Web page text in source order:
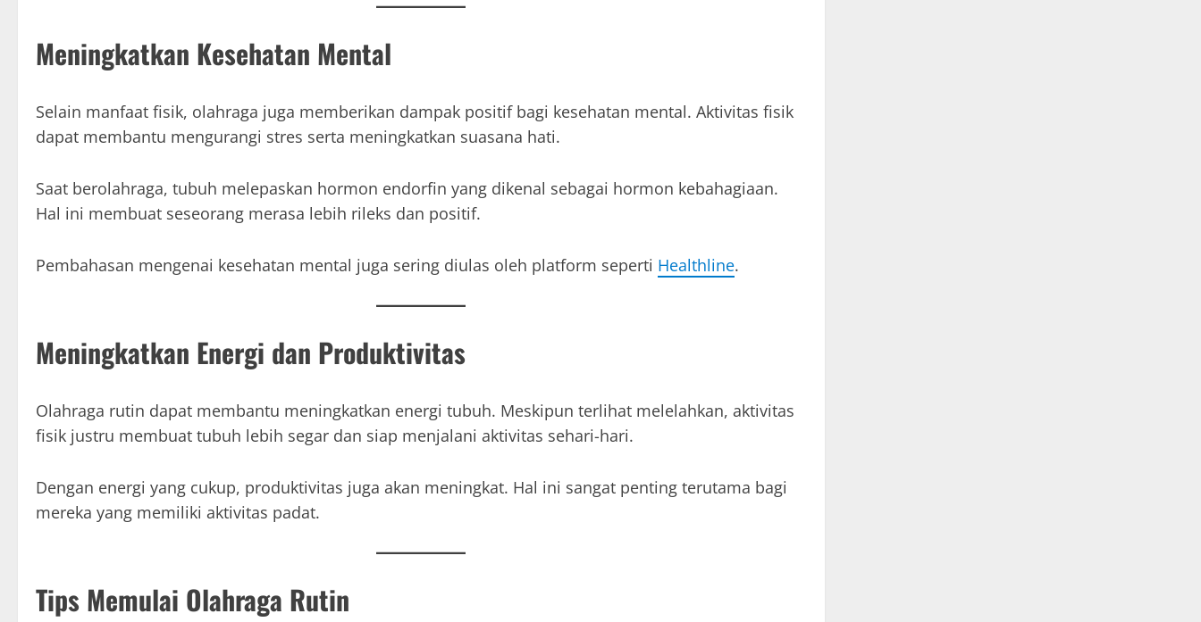
Meningkatkan Kesehatan Mental
Selain manfaat fisik, olahraga juga memberikan dampak positif bagi kesehatan mental. Aktivitas fisik
dapat membantu mengurangi stres serta meningkatkan suasana hati.
Saat berolahraga, tubuh melepaskan hormon endorfin yang dikenal sebagai hormon kebahagiaan.
Hal ini membuat seseorang merasa lebih rileks dan positif.
Pembahasan mengenai kesehatan mental juga sering diulas oleh platform seperti Healthline.
Meningkatkan Energi dan Produktivitas
Olahraga rutin dapat membantu meningkatkan energi tubuh. Meskipun terlihat melelahkan, aktivitas
fisik justru membuat tubuh lebih segar dan siap menjalani aktivitas sehari-hari.
Dengan energi yang cukup, produktivitas juga akan meningkat. Hal ini sangat penting terutama bagi
mereka yang memiliki aktivitas padat.
Tips Memulai Olahraga Rutin